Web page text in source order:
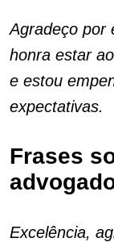
Agradeço por
honra estar
e estou
expectativas.
Frases
Excelência,